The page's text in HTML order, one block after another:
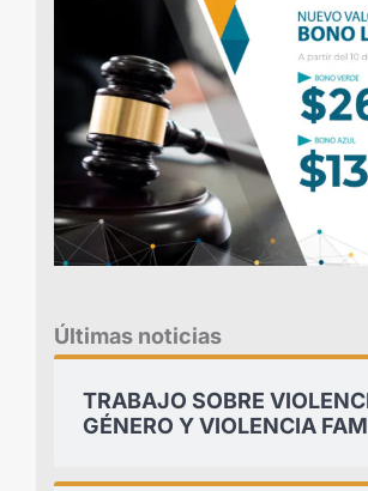
Últimas noticias
TRABAJO SOBRE
GÉNERO Y VIOLENCIA